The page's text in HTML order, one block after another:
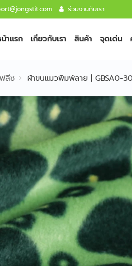
ร่วมงานกับเรา
าแรก เกี่ยวกับเรา สินค้า จุดเด่น
ลีซ ผ้าขนแมวพิมพ์ลาย | GBSA0-